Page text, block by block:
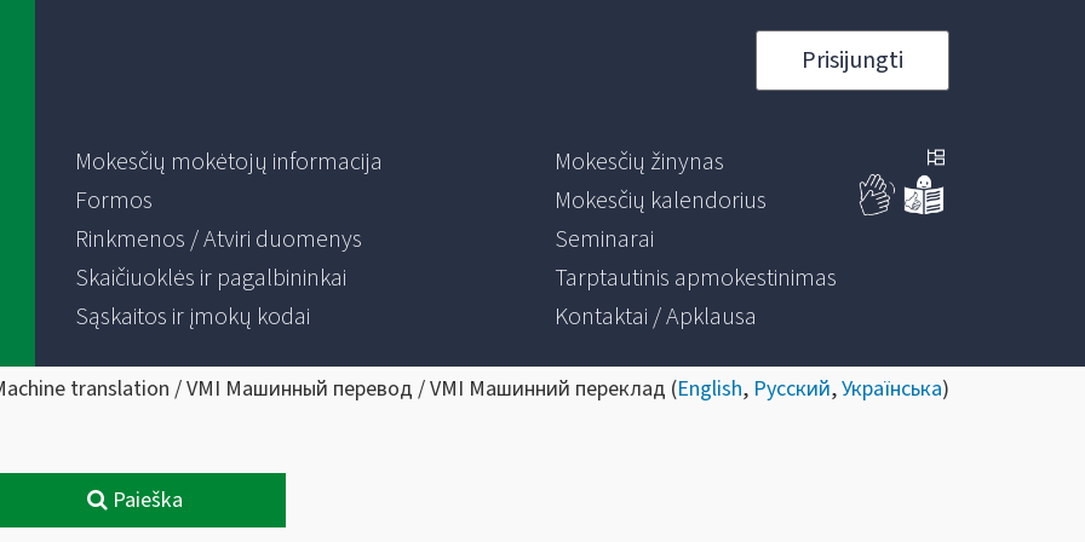
Prisijungti
Mokesčių mokėtojų informacija
Formos
Rinkmenos / Atviri duomenys
Skaičiuoklės ir pagalbininkai
Sąskaitos ir įmokų kodai
Mokesčių žinynas
Mokesčių kalendorius
Seminarai
Tarptautinis apmokestinimas
Kontaktai / Apklausa
translation / VMI Машинный перевод / VMI Машинний переклад (English, Русский,Українська)
Paieška